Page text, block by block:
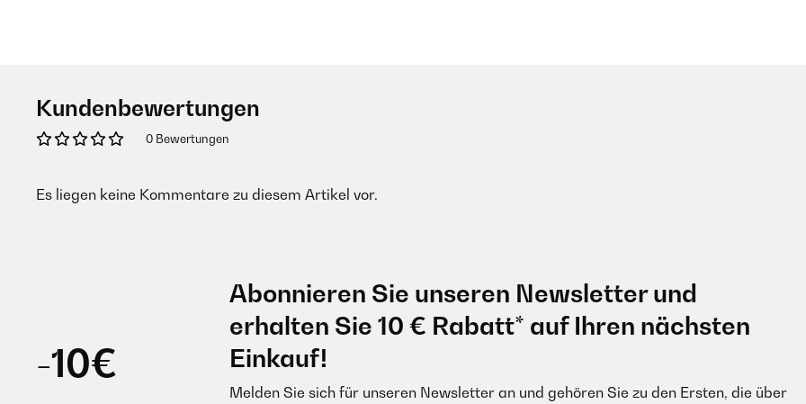
Kundenbewertungen
0 Bewertungen
Es liegen keine Kommentare zu diesem Artikel vor.
-10€
Abonnieren Sie unseren Newsletter und
erhalten Sie 10 € Rabatt* auf Ihren nächsten
Einkauf!
Melden Sie sich für unseren Newsletter an und gehören Sie zu den Ersten, die über